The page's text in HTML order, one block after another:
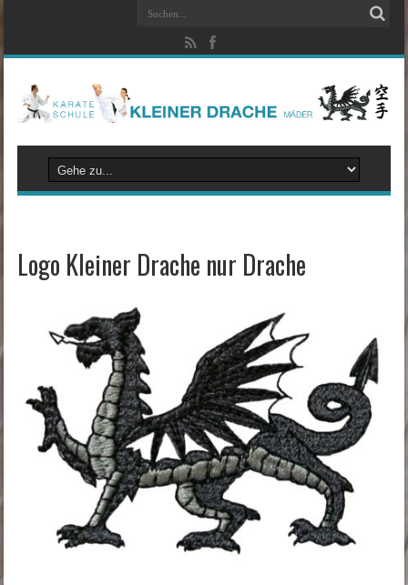
Logo Kleiner Drache nur Drache